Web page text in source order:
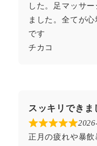
した。足マッサ
ました。全てが
です
チカコ
スッキリできま
正月の疲れや暴